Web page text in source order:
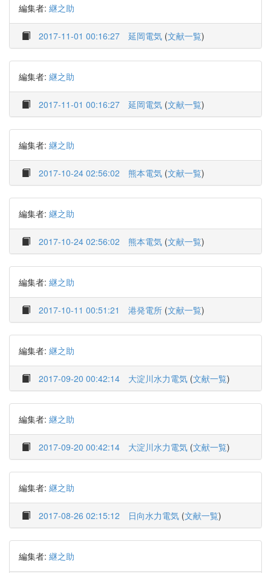
編集者: 継之助
2017-11-01 00:16:27 延岡電気 (文献一覧)
編集者: 継之助
2017-11-01 00:16:27 延岡電気 (文献一覧)
編集者: 継之助
2017-10-24 02:56:02 熊本電気 (文献一覧)
編集者: 継之助
2017-10-24 02:56:02 熊本電気 (文献一覧)
編集者: 継之助
2017-10-11 00:51:21 港発電所 (文献一覧)
編集者: 継之助
2017-09-20 00:42:14 大淀川水力電気 (文献一覧)
編集者: 継之助
2017-09-20 00:42:14 大淀川水力電気 (文献一覧)
編集者: 継之助
2017-08-26 02:15:12 日向水力電気 (文献一覧)
編集者: 継之助